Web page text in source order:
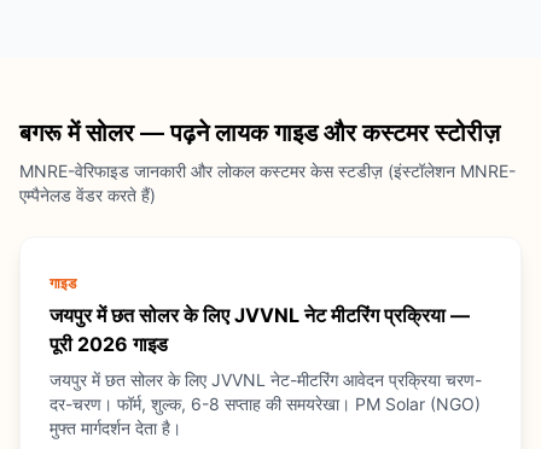
बगरू में सोलर — पढ़ने लायक गाइड और कस्टमर स्टोरीज़
MNRE-वेरिफाइड जानकारी और लोकल कस्टमर केस स्टडीज़ (इंस्टॉलेशन MNRE-
एम्पैनेलड वेंडर करते हैं)
गाइड
जयपुर में छत सोलर के लिए JVVNL नेट मीटरिंग प्रक्रिया —
पूरी 2026 गाइड
जयपुर में छत सोलर के लिए JVVNL नेट-मीटरिंग आवेदन प्रक्रिया चरण-
दर-चरण। फॉर्म, शुल्क, 6-8 सप्ताह की समयरेखा। PM Solar (NGO)
मुफ्त मार्गदर्शन देता है।